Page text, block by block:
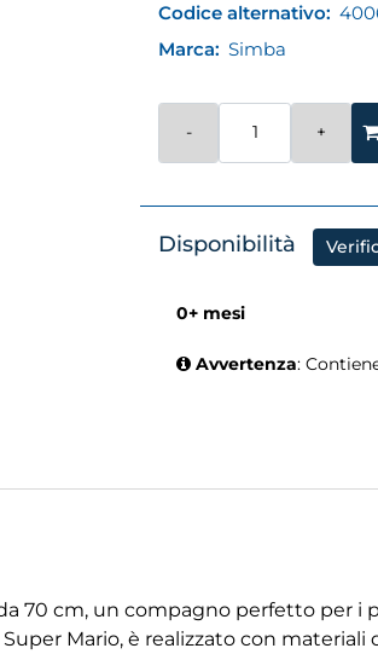
Codice alternativo:
Marca: Simba
Disponibilità
0+ mesi
Avvertenza:
70 cm, un compagno perfetto per i
Mario, è realizzato con